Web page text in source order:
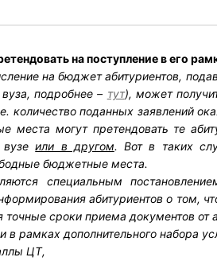
на поступление в его
на бюджет абитуриентов,
подробнее – тут), может
количество поданных заявлений
места могут претендовать те
вузеили в другом. Вот в таких
бюджетные места.
специальным
абитуриентов о том,
сроки приема документов от
рамках дополнительного набора
ЦТ,